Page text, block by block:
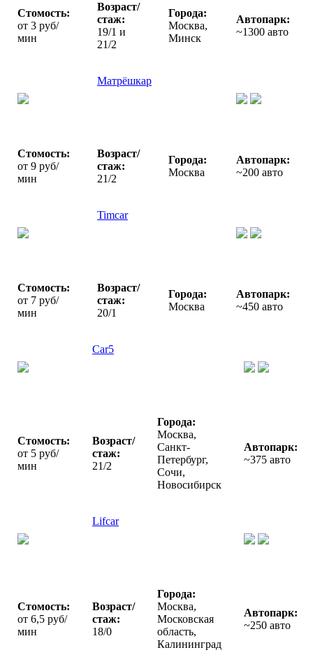
Стомость:
от 3 руб/
мин
Возраст/
стаж:
19/1 и
21/2
Города:
Москва,
Минск
Автопарк:
~1300 авто
Матрёшкар
Стомость:
от 9 руб/
мин
Возраст/
стаж:
21/2
Города:
Москва
Автопарк:
~200 авто
Timcar
Стомость:
от 7 руб/
мин
Возраст/
стаж:
20/1
Города:
Москва
Автопарк:
~450 авто
Car5
Стомость:
от 5 руб/
мин
Возраст/
стаж:
21/2
Города:
Москва,
Санкт-
Петербург,
Сочи,
Новосибирск
Автопарк:
~375 авто
Lifcar
Стомость:
от 6,5 руб/
мин
Возраст/
стаж:
18/0
Города:
Москва,
Московская
область,
Калининград
Автопарк:
~250 авто